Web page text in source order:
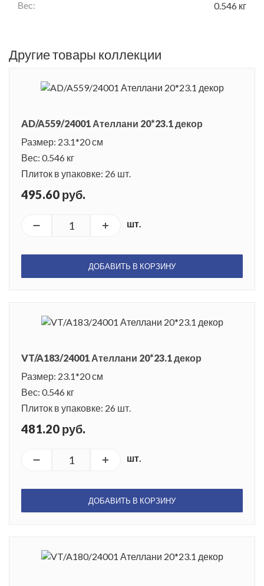
Вес: 0.546 кг
Другие товары коллекции
AD/A559/24001 Ателлани 20*23.1 декор
Размер: 23.1*20 см
Вес: 0.546 кг
Плиток в упаковке: 26 шт.
495.60 руб.
шт.
ДОБАВИТЬ В КОРЗИНУ
VT/A183/24001 Ателлани 20*23.1 декор
Размер: 23.1*20 см
Вес: 0.546 кг
Плиток в упаковке: 26 шт.
481.20 руб.
шт.
ДОБАВИТЬ В КОРЗИНУ